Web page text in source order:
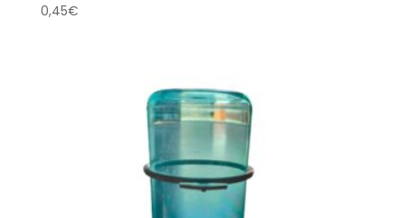
0,45€